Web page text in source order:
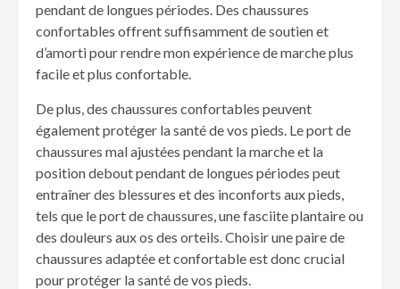
pendant de longues périodes. Des chaussures
confortables offrent suffisamment de soutien et
d’amorti pour rendre mon expérience de marche plus
facile et plus confortable.
De plus, des chaussures confortables peuvent
également protéger la santé de vos pieds. Le port de
chaussures mal ajustées pendant la marche et la
position debout pendant de longues périodes peut
entraîner des blessures et des inconforts aux pieds,
tels que le port de chaussures, une fasciite plantaire ou
des douleurs aux os des orteils. Choisir une paire de
chaussures adaptée et confortable est donc crucial
pour protéger la santé de vos pieds.